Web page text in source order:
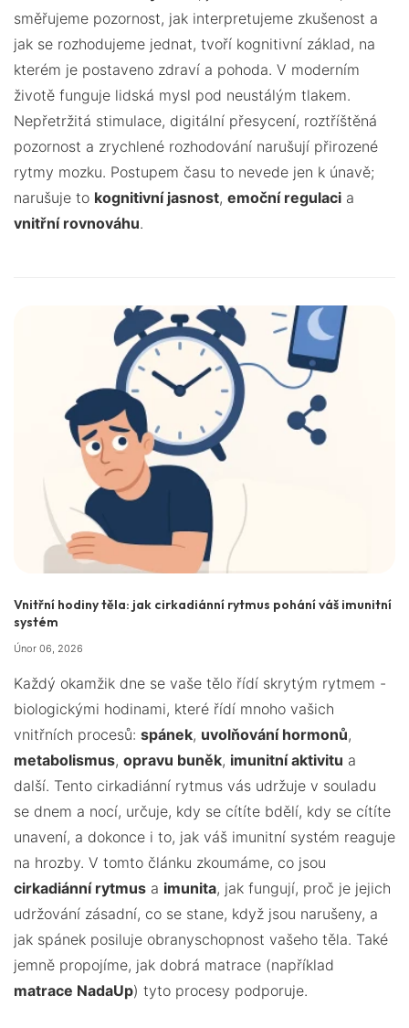
směřujeme pozornost, jak interpretujeme zkušenost a
jak se rozhodujeme jednat, tvoří kognitivní základ, na
kterém je postaveno zdraví a pohoda. V moderním
životě funguje lidská mysl pod neustálým tlakem.
Nepřetržitá stimulace, digitální přesycení, roztříštěná
pozornost a zrychlené rozhodování narušují přirozené
rytmy mozku. Postupem času to nevede jen k únavě;
narušuje to kognitivní jasnost, emoční regulaci a
vnitřní rovnováhu.
Vnitřní hodiny těla: jak cirkadiánní rytmus pohání váš imunitní
systém
Únor 06, 2026
Každý okamžik dne se vaše tělo řídí skrytým rytmem -
biologickými hodinami, které řídí mnoho vašich
vnitřních procesů: spánek, uvolňování hormonů,
metabolismus, opravu buněk, imunitní aktivitu a
další. Tento cirkadiánní rytmus vás udržuje v souladu
se dnem a nocí, určuje, kdy se cítíte bdělí, kdy se cítíte
unavení, a dokonce i to, jak váš imunitní systém reaguje
na hrozby. V tomto článku zkoumáme, co jsou
cirkadiánní rytmus a imunita, jak fungují, proč je jejich
udržování zásadní, co se stane, když jsou narušeny, a
jak spánek posiluje obranyschopnost vašeho těla. Také
jemně propojíme, jak dobrá matrace (například
matrace NadaUp) tyto procesy podporuje.